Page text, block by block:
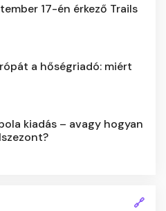
17-én érkező Trails
a hőségriadó: miért
kiadás – avagy hogyan
🔗